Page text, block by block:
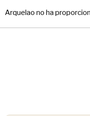
Arquelao no ha